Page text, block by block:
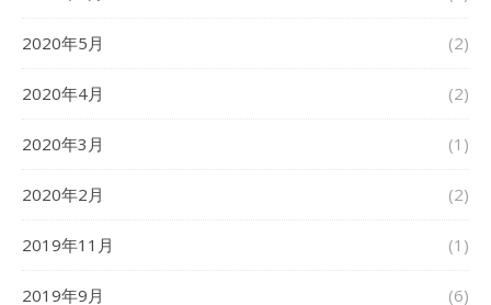
2020年5月 (2)
2020年4月 (2)
2020年3月 (1)
2020年2月 (2)
2019年11月 (1)
2019年9月 (6)